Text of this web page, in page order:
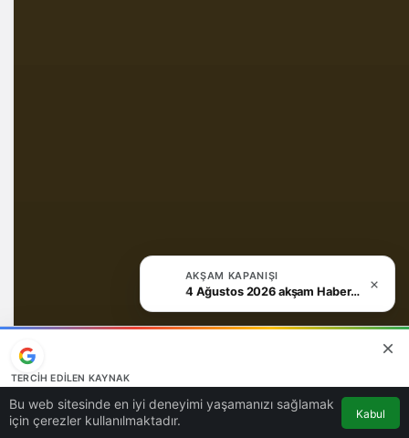
AKŞAM KAPANIŞI
4 Ağustos 2026 akşam Haber Bülteni
Bu web sitesinde en iyi deneyimi yaşamanızı sağlamak
için çerezler kullanılmaktadır.
Kabul
TERCIH EDILEN KAYNAK
Kaynağı Ekle